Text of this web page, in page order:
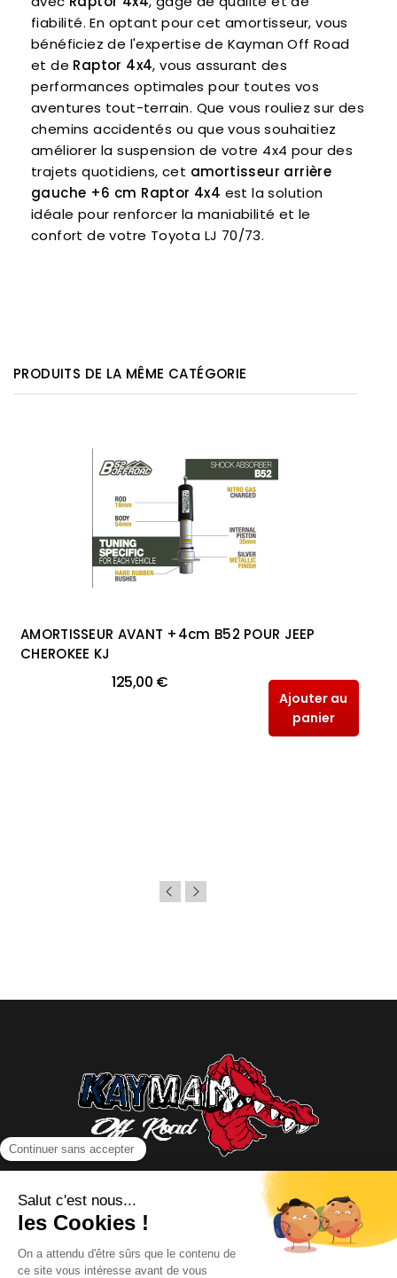
fiabilité. En optant pour cet amortisseur, vous
bénéficiez de l'expertise de Kayman Off Road
et de Raptor 4x4, vous assurant des
performances optimales pour toutes vos
aventures tout-terrain. Que vous rouliez sur des
chemins accidentés ou que vous souhaitiez
améliorer la suspension de votre 4x4 pour des
trajets quotidiens, cet amortisseur arrière
gauche +6 cm Raptor 4x4 est la solution
idéale pour renforcer la maniabilité et le
confort de votre Toyota LJ 70/73.
PRODUITS DE LA MÊME CATÉGORIE
AMORTISSEUR AVANT +4cm B52 POUR JEEP
CHEROKEE KJ
125,00 €
Ajouter au
panier
NOUS CONTACTER
INFORMATIONS